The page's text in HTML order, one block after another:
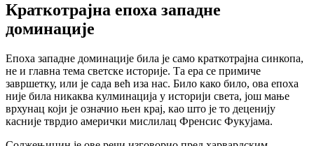
Краткотрајна епоха западне
доминације
Епоха западне доминације била је само краткотрајна синкопа,
не и главна тема светске историје. Та ера се примиче
завршетку, или је сада већ иза нас. Било како било, ова епоха
није била никаква кулминација у историји света, још мање
врхунац који је означио њен крај, као што је то деценију
касније тврдио амерички мислилац Френсис Фукујама.